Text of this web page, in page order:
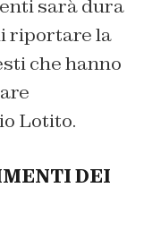
sarà dura
riportare la
che hanno
Lotito.
DEI